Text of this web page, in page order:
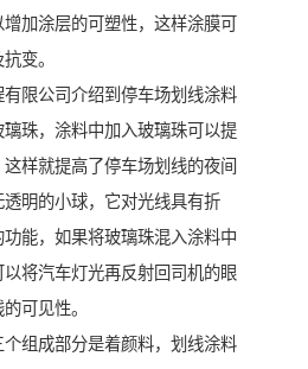
加涂层的可塑性，这样涂膜可
变。
限公司介绍到停车场划线涂料
珠，涂料中加入玻璃珠可以提
样就提高了停车场划线的夜间
明的小球，它对光线具有折
能，如果将玻璃珠混入涂料中
将汽车灯光再反射回司机的眼
可见性。
组成部分是着颜料，划线涂料